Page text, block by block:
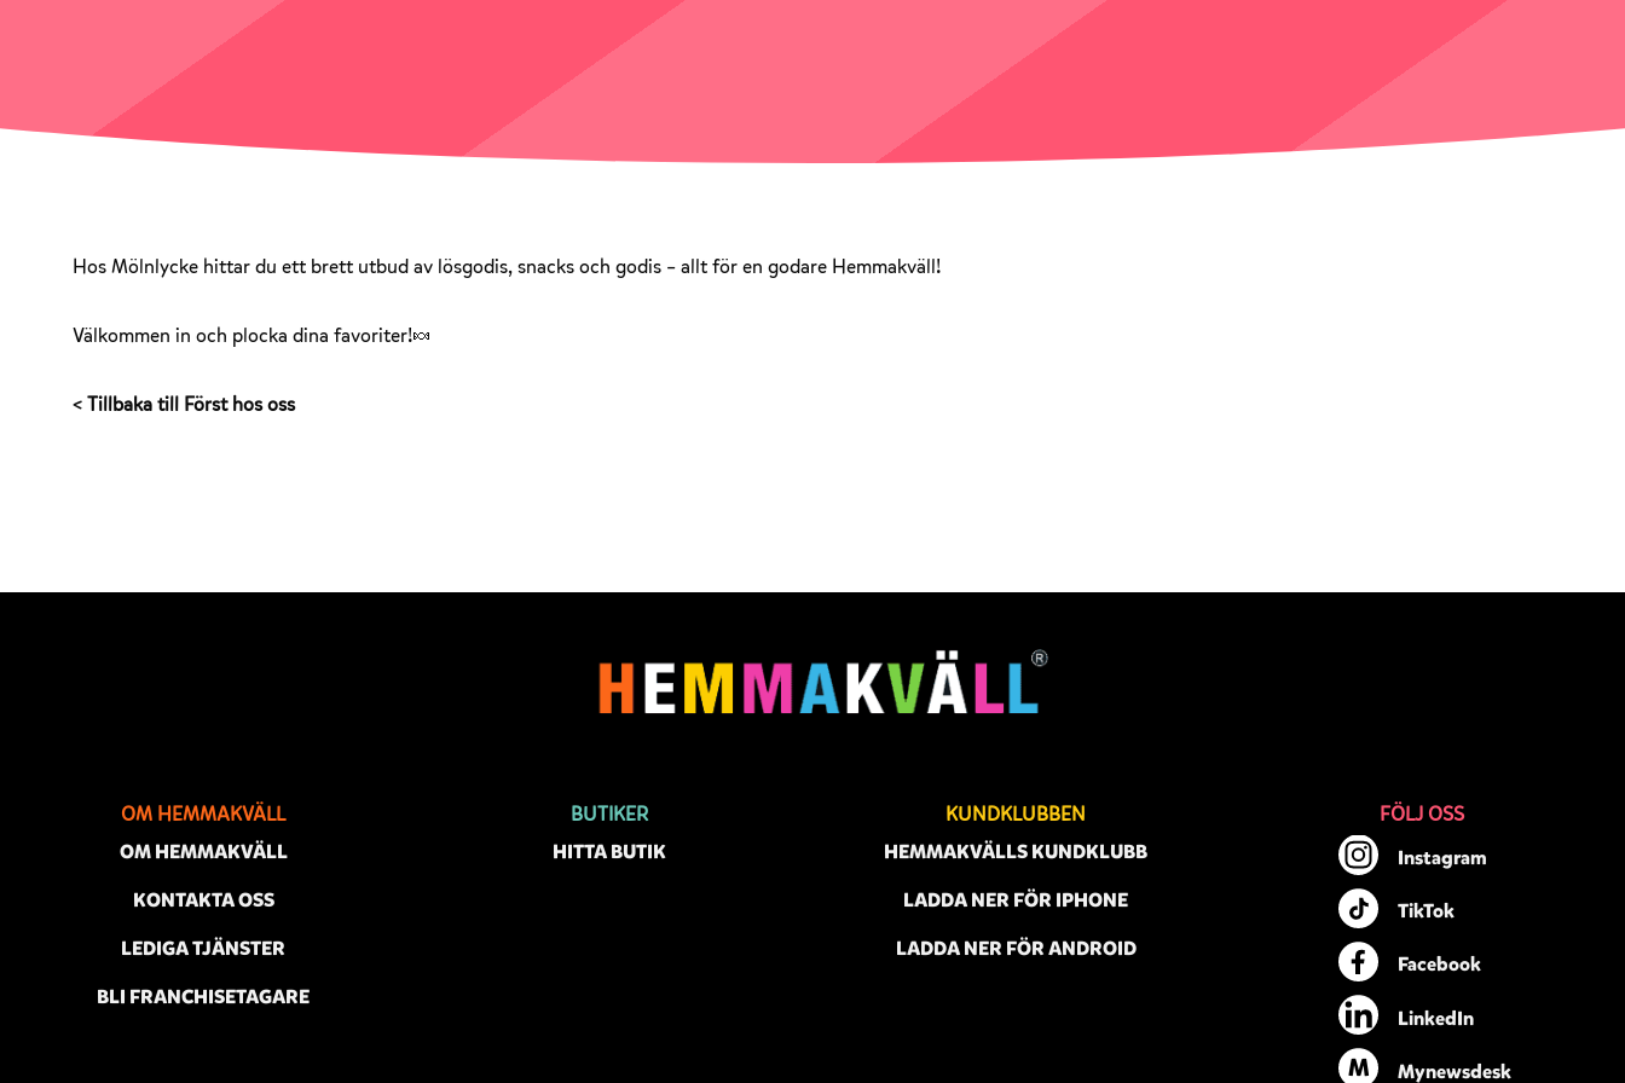
Hos Mölnlycke hittar du ett brett utbud av lösgodis, snacks och godis – allt för en godare Hemmakväll!
Välkommen in och plocka dina favoriter!🍬
< Tillbaka till Först hos oss
OM HEMMAKVÄLL
OM HEMMAKVÄLL
KONTAKTA OSS
LEDIGA TJÄNSTER
BLI FRANCHISETAGARE
BUTIKER
HITTA BUTIK
KUNDKLUBBEN
HEMMAKVÄLLS KUNDKLUBB
LADDA NER FÖR IPHONE
LADDA NER FÖR ANDROID
FÖLJ OSS
Instagram
TikTok
Facebook
LinkedIn
M Mynewsdesk